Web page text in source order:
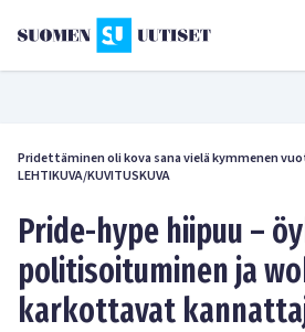
Pridettäminen oli kova sana vielä kymmenen
LEHTIKUVA/KUVITUSKUVA
Pride-hype hiipuu –
politisoituminen ja
karkottavat